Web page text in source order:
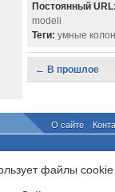
Постоянный URL:
modeli
Теги: умные
← В прошлое
О сайте
файлы cookie